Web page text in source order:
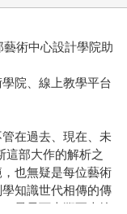
術中心設計學院助
院、線上教學平台
在過去、現在、未
這部大作的解析之
也無疑是每位藝術
知識世代相傳的傳
最早可上溯至古埃